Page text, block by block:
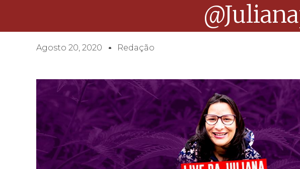
Agosto 20, 2020 Redação